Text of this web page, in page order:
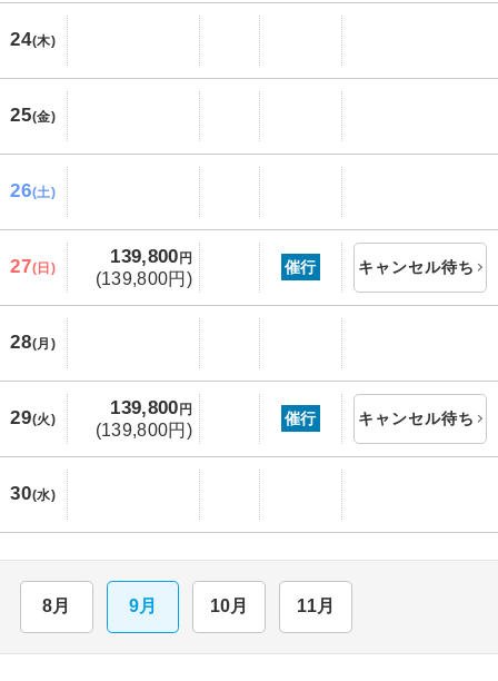
24(木)
25(金)
26(土)
27(日)
139,800 円
(139,800円)
催行 キャンセル待ち
28(月)
29(火)
139,800 円
(139,800円)
催行 キャンセル待ち
30(水)
8月 9月 10月 11月